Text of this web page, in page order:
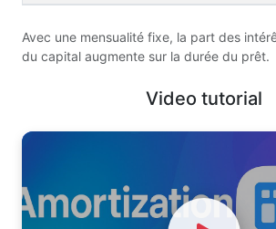
Avec une mensualité fixe, la part des
du capital augmente sur la durée du prêt.
Video tutorial